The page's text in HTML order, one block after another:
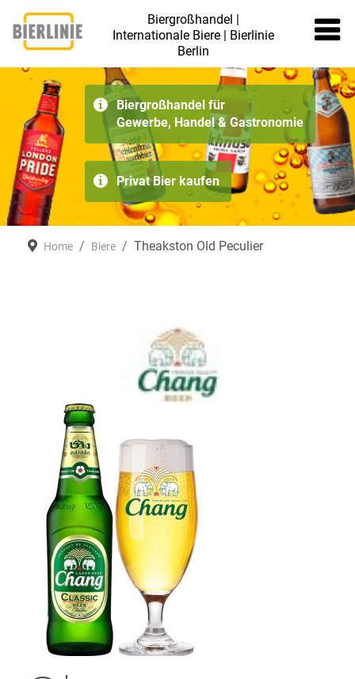
Biergroßhandel für
Gewerbe, Handel & Gastronomie
Privat Bier kaufen
Home Biere Theakston Old Peculier
Biergroßhandel |
Internationale Biere | Bierlinie
Berlin